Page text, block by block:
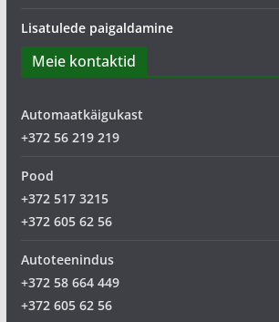
Lisatulede paigaldamine
Meie kontaktid
Automaatkäigukast
+372 56 219 219
Pood
+372 517 3215
+372 605 62 56
Autoteenindus
+372 58 664 449
+372 605 62 56